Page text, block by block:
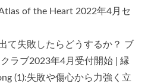
of the Heart 2022年4月セ
て失敗したらどうするか？ ブ
ラブ2023年4月受付開始 | 縁
(1):失敗や傷心から力強く立